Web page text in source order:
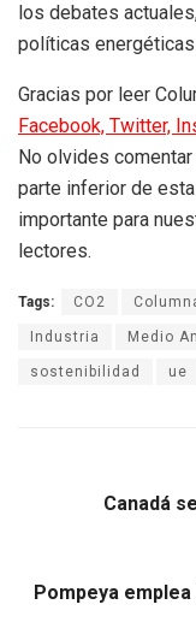
los debates
políticas
Gracias por leer
Facebook, Twitter,
No olvides
parte inferior de
importante para
lectores.
Tags: CO2
Industria Medio
sostenibilidad ue
Canadá
Pompeya